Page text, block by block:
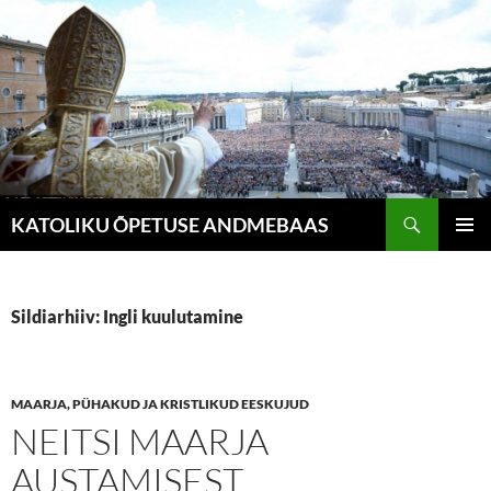
sisu
juurde
KATOLIKU ÕPETUSE ANDMEBAAS
Sildiarhiiv: Ingli kuulutamine
MAARJA, PÜHAKUD JA KRISTLIKUD EESKUJUD
NEITSI MAARJA
AUSTAMISEST